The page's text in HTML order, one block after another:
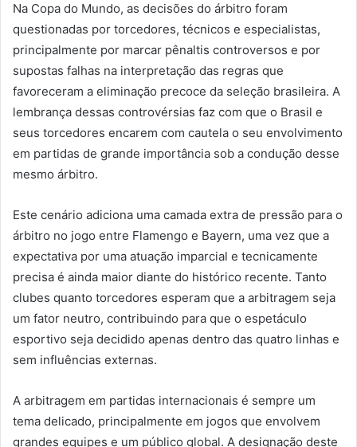
Na Copa do Mundo, as decisões do árbitro foram
questionadas por torcedores, técnicos e especialistas,
principalmente por marcar pênaltis controversos e por
supostas falhas na interpretação das regras que
favoreceram a eliminação precoce da seleção brasileira. A
lembrança dessas controvérsias faz com que o Brasil e
seus torcedores encarem com cautela o seu envolvimento
em partidas de grande importância sob a condução desse
mesmo árbitro.
Este cenário adiciona uma camada extra de pressão para o
árbitro no jogo entre Flamengo e Bayern, uma vez que a
expectativa por uma atuação imparcial e tecnicamente
precisa é ainda maior diante do histórico recente. Tanto
clubes quanto torcedores esperam que a arbitragem seja
um fator neutro, contribuindo para que o espetáculo
esportivo seja decidido apenas dentro das quatro linhas e
sem influências externas.
A arbitragem em partidas internacionais é sempre um
tema delicado, principalmente em jogos que envolvem
grandes equipes e um público global. A designação deste